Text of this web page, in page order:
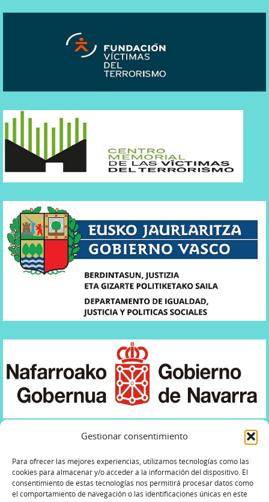
Gestionar consentimiento
Para ofrecer las mejores experiencias, utilizamos tecnologías como las
cookies para almacenar y/o acceder a la información del dispositivo. El
consentimiento de estas tecnologías nos permitirá procesar datos como
el comportamiento de navegación o las identificaciones únicas en este
POLÍTICA DE PRIVACIDAD AVISO LEGAL